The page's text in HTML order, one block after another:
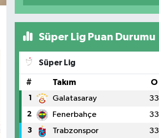
Süper Lig Puan Durumu
Süper Lig
# Takım O
1 Galatasaray 33
2 Fenerbahçe 33
3 Trabzonspor 33